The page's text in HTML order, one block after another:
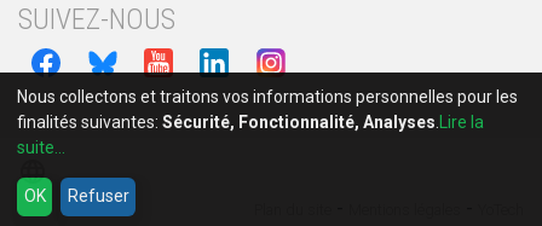
SUIVEZ-NOUS
language
Nous collectons et traitons vos informations personnelles pour les
finalités suivantes: Sécurité, Fonctionnalité, Analyses
Lire la
suite...
OK Refuser